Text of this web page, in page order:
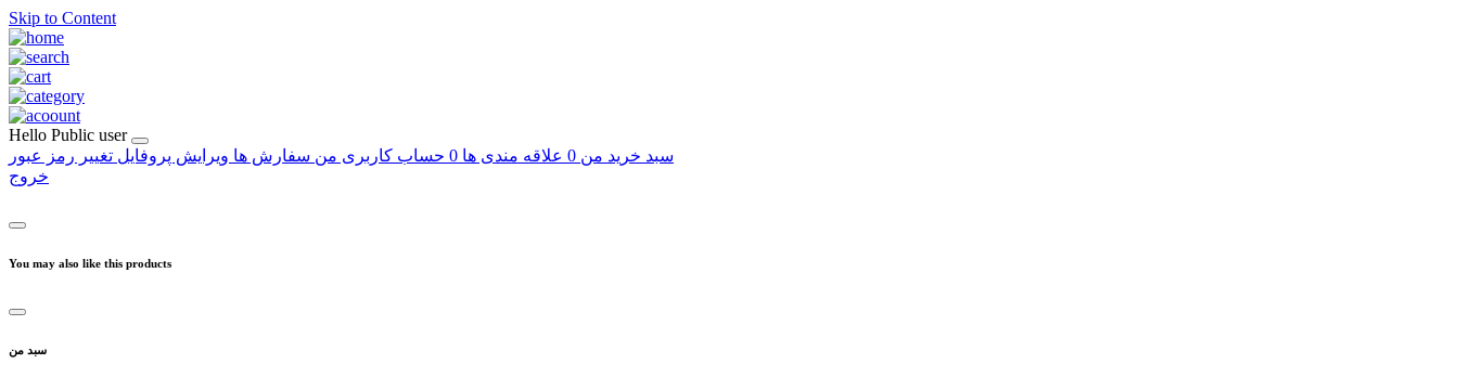
Skip to Content
Hello Public user
سبد خرید من 0 علاقه مندی ها 0 حساب کاربری من سفارش ها ویرایش پروفایل تغییر رمز عبور
خروج
You may also like this products
سبد من